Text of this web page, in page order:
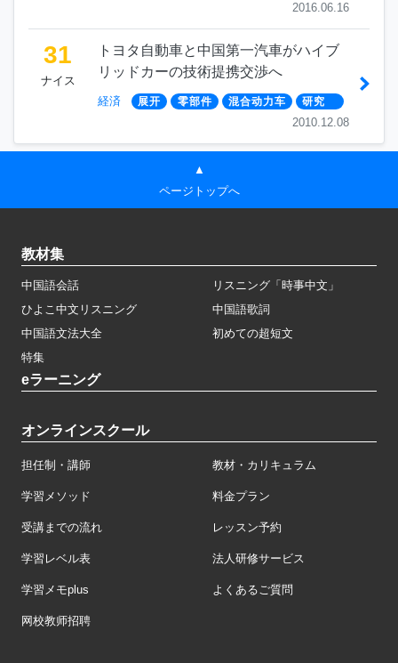
2016.06.16
31
ナイス
トヨタ自動車と中国第一汽車がハイブ
リッドカーの技術提携交渉へ
経済 展开 零部件 混合动力车 研究
2010.12.08
▲
ページトップへ
教材集
中国語会話
リスニング「時事中文」
ひよこ中文リスニング
中国語歌詞
中国語文法大全
初めての超短文
特集
eラーニング
オンラインスクール
担任制・講師 教材・カリキュラム
学習メソッド 料金プラン
受講までの流れ レッスン予約
学習レベル表 法人研修サービス
学習メモplus よくあるご質問
网校教师招聘